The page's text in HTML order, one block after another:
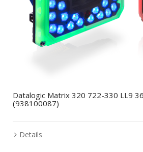
Datalogic Matrix 320 722-330 LL9
(938100087)
Details